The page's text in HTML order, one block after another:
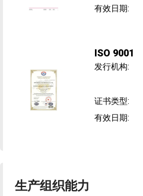
有效日期:
ISO 9001
发行机构:
证书类型:
有效日期:
生产组织能力